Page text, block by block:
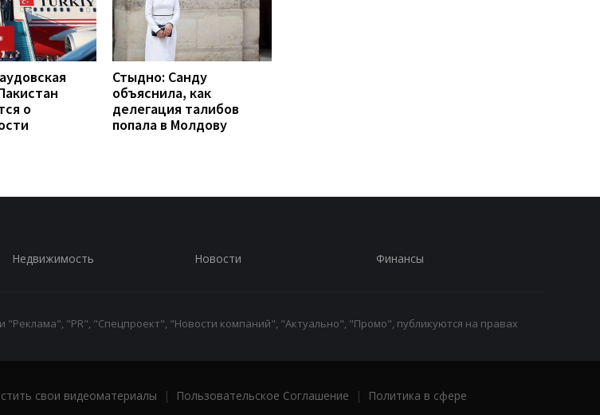
о
Стыдно: Санду
объяснила, как
делегация талибов
попала в Молдову
Недвижимость Новости Финансы
"PR", "Спецпроект", "Новости компаний", "Актуально", "Промо", публикуются на правах
свои видеоматериалы | Пользовательское Соглашение |
Политика в сфере